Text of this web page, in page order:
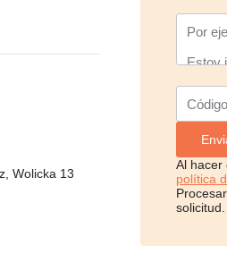
Wolicka 13
Al hacer
política
solicitud.